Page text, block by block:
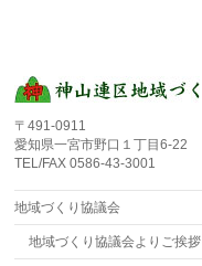
〒491-0911
愛知県一宮市野口１丁目6-22
TEL/FAX 0586-43-3001
地域づくり協議会
地域づくり協議会よりご挨拶